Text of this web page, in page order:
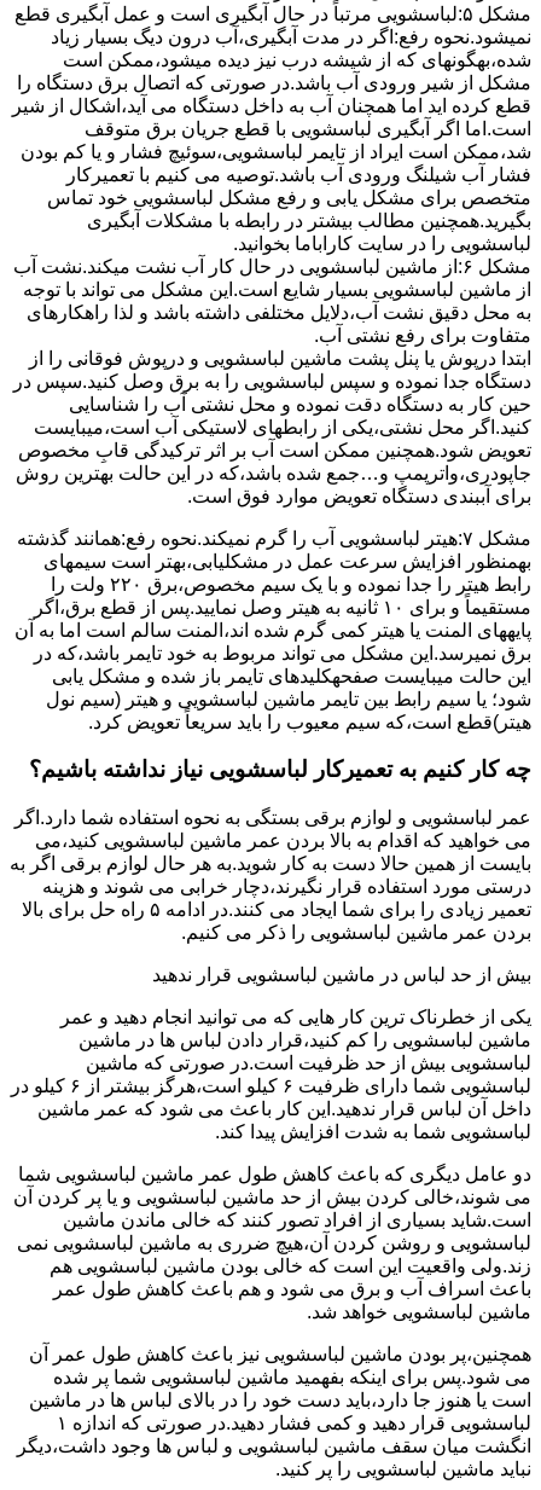
مشکل ۵:لباسشویی مرتباً در ﺣﺎل آﺑﮕﯿﺮی اﺳﺖ و ﻋﻤﻞ آﺑﮕﯿﺮی ﻗﻄﻊ
نمیشود.نحوه رﻓﻊ:اﮔﺮ در ﻣﺪت آﺑﮕﯿﺮی،آب درون دﯾﮓ ﺑﺴﯿﺎر زﯾﺎد
ﺷﺪه،بهگونهای ﮐﻪ از ﺷﯿﺸﻪ درب ﻧﯿﺰ دﯾﺪه میشود،ممکن است
مشکل از شیر ورودی آب باشد.در صورتی که اتصال برق دستگاه را
قطع کرده اید اما همچنان آب به داخل دستگاه می آید،اشکال از شیر
است.اما اگر آبگیری لباسشویی با قطع جریان برق متوقف
شد،ممکن است ایراد از تایمر لباسشویی،سوئیچ فشار و یا کم بودن
فشار آب شیلنگ ورودی آب باشد.توصیه می کنیم با تعمیرکار
متخصص برای مشکل یابی و رفع مشکل لباسشویی خود تماس
بگیرید.همچنین مطالب بیشتر در رابطه با مشکلات آبگیری
لباسشویی را در سایت کاراباما بخوانید.
مشکل ۶:از ﻣﺎﺷﯿﻦ لباسشویی در ﺣﺎل ﮐﺎر آب ﻧﺸﺖ میکند.نشت آب
از ماشین لباسشویی بسیار شایع است.این مشکل می تواند با توجه
به محل دقیق نشت آب،دلایل مختلفی داشته باشد و لذا راهکارهای
متفاوت برای رفع نشتی آب.
ابتدا درپوش یا پنل ﭘﺸﺖ ﻣﺎﺷﯿﻦ لباسشویی و درپوش ﻓﻮﻗﺎﻧﯽ را از
دستگاه ﺟﺪا ﻧﻤﻮده و ﺳﭙﺲ لباسشویی را ﺑﻪ ﺑﺮق وصل ﮐﻨﯿﺪ.سپس در
حین کار به دستگاه دقت نموده و ﻣﺤﻞ نشتی آب را ﺷﻨﺎﺳﺎﯾﯽ
کنید.اﮔﺮ ﻣﺤﻞ نشتی،ﯾﮑﯽ از رابطهای ﻻﺳﺘﯿﮑﯽ آب اﺳﺖ،میبایست
ﺗﻌﻮﯾﺾ شود.همچنین ﻣﻤﮑﻦ اﺳﺖ آب بر اثر ﺗﺮﮐﯿﺪﮔﯽ قابِ ﻣﺨﺼﻮص
ﺟﺎﭘﻮدری،واترپمپ و…جمع شده ﺑﺎﺷﺪ،ﮐﻪ در این حالت بهترین روش
برای آببندی دستگاه ﺗﻌﻮﯾﺾ ﻣﻮارد ﻓﻮق اﺳﺖ.
مشکل ۷:ﻫﯿﺘﺮ لباسشویی آب را ﮔﺮم نمیکند.نحوه رﻓﻊ:ﻫﻤﺎﻧﻨﺪ ﮔﺬﺷﺘﻪ
بهمنظور اﻓﺰاﯾﺶ ﺳﺮﻋﺖ ﻋﻤﻞ در مشکلیابی،بهتر است سیمهای
راﺑﻂ ﻫﯿﺘﺮ را ﺟﺪا ﻧﻤﻮده و ﺑﺎ ﯾﮏ ﺳﯿﻢ ﻣﺨﺼﻮص،برق ۲۲۰ ولت را
مستقیماً و برای ۱۰ ﺛﺎﻧﯿﻪ ﺑﻪ ﻫﯿﺘﺮ وصل نمایید.ﭘﺲ از ﻗﻄﻊ ﺑﺮق،اﮔﺮ
پایههای اﻟﻤﻨﺖ یا هیتر کمی ﮔﺮم ﺷﺪه اند،اﻟﻤﻨﺖ ﺳﺎﻟﻢ است اما ﺑﻪ آن
ﺑﺮق نمیرسد.اﯾﻦ ﻣﺸﮑﻞ می تواند مربوط به ﺧﻮد ﺗﺎﯾﻤﺮ باشد،ﮐﻪ در
این حالت میبایست صفحهکلیدهای ﺗﺎﯾﻤﺮ باز شده و مشکل یابی
شود؛ ﯾﺎ ﺳﯿﻢ راﺑﻂ ﺑﯿﻦ ﺗﺎﯾﻤﺮ ماشین لباسشویی و ﻫﯿﺘﺮ (سیم ﻧﻮل
ﻫﯿﺘﺮ)ﻗﻄﻊ اﺳﺖ،ﮐﻪ ﺳﯿﻢ ﻣﻌﯿﻮب را ﺑﺎﯾﺪ سریعاً ﺗﻌﻮﯾﺾ کرد.
چه کار کنیم به تعمیرکار لباسشویی نیاز نداشته باشیم؟
عمر لباسشویی و لوازم برقی بستگی به نحوه استفاده شما دارد.اگر
می خواهید که اقدام به بالا بردن عمر ماشین لباسشویی کنید،می
بایست از همین حالا دست به کار شوید.به هر حال لوازم برقی اگر به
درستی مورد استفاده قرار نگیرند،دچار خرابی می شوند و هزینه
تعمیر زیادی را برای شما ایجاد می کنند.در ادامه ۵ راه حل برای بالا
بردن عمر ماشین لباسشویی را ذکر می کنیم.
بیش از حد لباس در ماشین لباسشویی قرار ندهید
یکی از خطرناک ترین کار هایی که می توانید انجام دهید و عمر
ماشین لباسشویی را کم کنید،قرار دادن لباس ها در ماشین
لباسشویی بیش از حد ظرفیت است.در صورتی که ماشین
لباسشویی شما دارای ظرفیت ۶ کیلو است،هرگز بیشتر از ۶ کیلو در
داخل آن لباس قرار ندهید.این کار باعث می شود که عمر ماشین
لباسشویی شما به شدت افزایش پیدا کند.
دو عامل دیگری که باعث کاهش طول عمر ماشین لباسشویی شما
می شوند،خالی کردن بیش از حد ماشین لباسشویی و یا پر کردن آن
است.شاید بسیاری از افراد تصور کنند که خالی ماندن ماشین
لباسشویی و روشن کردن آن،هیچ ضرری به ماشین لباسشویی نمی
زند.ولی واقعیت این است که خالی بودن ماشین لباسشویی هم
باعث اسراف آب و برق می شود و هم باعث کاهش طول عمر
ماشین لباسشویی خواهد شد.
همچنین،پر بودن ماشین لباسشویی نیز باعث کاهش طول عمر آن
می شود.پس برای اینکه بفهمید ماشین لباسشویی شما پر شده
است یا هنوز جا دارد،باید دست خود را در بالای لباس ها در ماشین
لباسشویی قرار دهید و کمی فشار دهید.در صورتی که اندازه ۱
انگشت میان سقف ماشین لباسشویی و لباس ها وجود داشت،دیگر
نباید ماشین لباسشویی را پر کنید.